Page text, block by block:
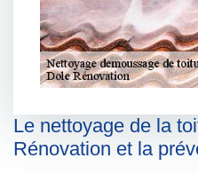
Le nettoyage de la
Rénovation et la